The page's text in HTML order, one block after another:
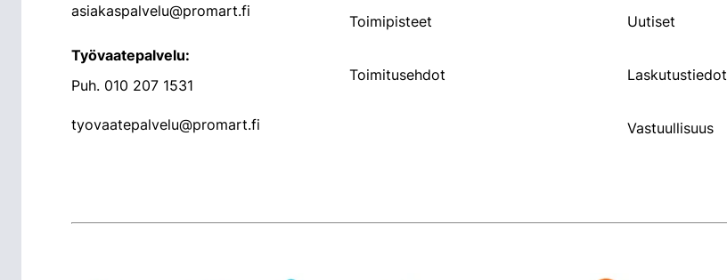
asiakaspalvelu@promart.fi
Työvaatepalvelu:
Puh. 010 207 1531
tyovaatepalvelu@promart.fi
Toimipisteet
Toimitusehdot
Uutiset
Laskutustiedot
Vastuullisuus